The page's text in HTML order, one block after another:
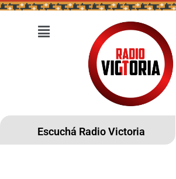
Escuchá Radio Victoria